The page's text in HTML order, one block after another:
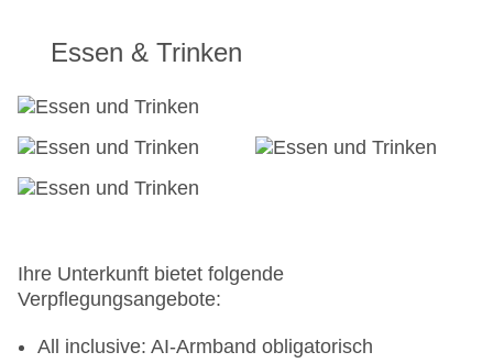
Essen & Trinken
Ihre Unterkunft bietet folgende
Verpflegungsangebote:
All inclusive: AI-Armband obligatorisch